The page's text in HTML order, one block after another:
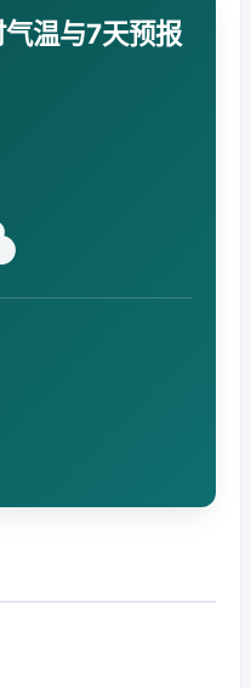
温与7天预报